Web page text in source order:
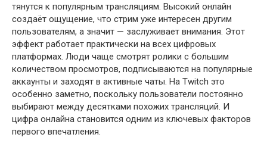
тянутся к популярным трансляциям. Высокий онлайн
создаёт ощущение, что стрим уже интересен другим
пользователям, а значит — заслуживает внимания. Этот
эффект работает практически на всех цифровых
платформах. Люди чаще смотрят ролики с большим
количеством просмотров, подписываются на популярные
аккаунты и заходят в активные чаты. На Twitch это
особенно заметно, поскольку пользователи постоянно
выбирают между десятками похожих трансляций. И
цифра онлайна становится одним из ключевых факторов
первого впечатления.